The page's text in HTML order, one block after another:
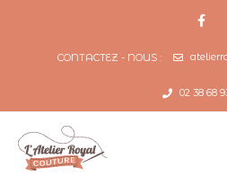
CONTACTEZ - NOUS :
02 38 68